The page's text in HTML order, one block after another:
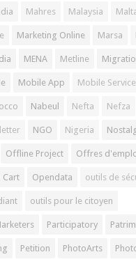
Mahres Malaysia
Marketing Online Marsa
MENA Metline
Mobile App Mobile Service
Nabeul Nefta Nefza
NGO Nigeria
Offline Project Offres
Cart Opendata outils de
outils pour le citoyen
Participatory
Petition PhotoArts